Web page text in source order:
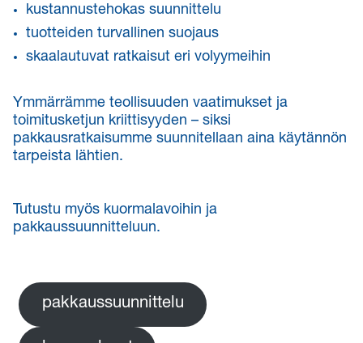
kustannustehokas suunnittelu
tuotteiden turvallinen suojaus
skaalautuvat ratkaisut eri volyymeihin
Ymmärrämme teollisuuden vaatimukset ja
toimitusketjun kriittisyyden – siksi
pakkausratkaisumme suunnitellaan aina käytännön
tarpeista lähtien.
Tutustu myös kuormalavoihin ja
pakkaussuunnitteluun.
pakkaussuunnittelu